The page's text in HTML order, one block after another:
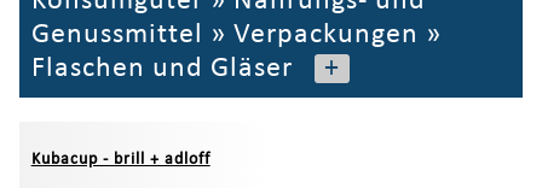
Genussmittel » Verpackungen »
Flaschen und Gläser
+
Kubacup - brill + adloff